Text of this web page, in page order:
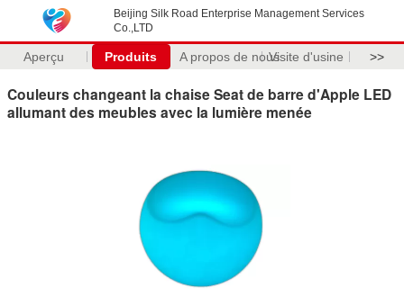
Beijing Silk Road Enterprise Management Services
Co.,LTD
Aperçu Produits A propos de nousVisite d'usine >>
Couleurs changeant la chaise Seat de barre d'Apple LED
allumant des meubles avec la lumière menée